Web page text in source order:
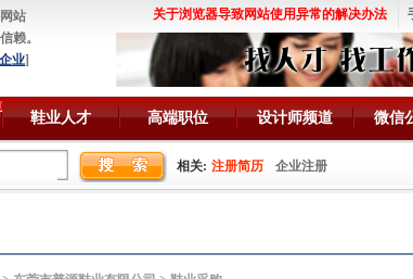
站
赖。
企业]
关于浏览器导致网站使用异常的解决办法
鞋业人才 高端职位 设计师频道 微信
相关: 注册简历 企业注册